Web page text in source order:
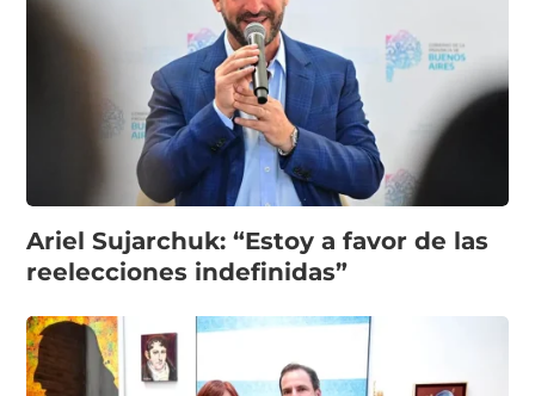
Ariel Sujarchuk: “Estoy a favor de las
reelecciones indefinidas”